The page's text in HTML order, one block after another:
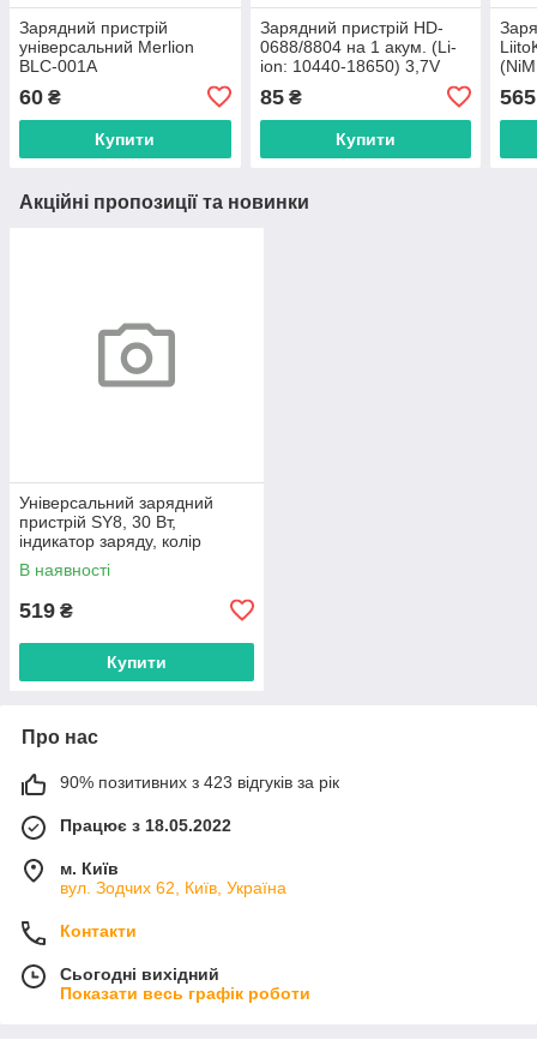
Зарядний пристрій
універсальний Merlion
BLC-001A
3.7V/450mAh
60 ₴
Купити
Зарядний пристрій HD-
0688/8804 на 1 акум. (Li-
ion: 10440-18650) 3,7V
85₴
Купити
565
Акційні пропозиції та новинки
Універсальний зарядний
пристрій SY8, 30 Вт,
індикатор заряду, колір
чорний
В наявності
519 ₴
Купити
Про нас
90% позитивних з 423 відгуків за рік
Працює з 18.05.2022
м. Київ
вул. Зодчих 62, Київ, Україна
Контакти
Сьогодні вихідний
Показати весь графік роботи